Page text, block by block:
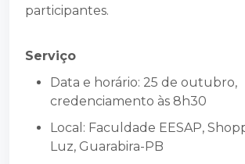
participantes.
Serviço
Data e horário: 25 de outubro,
credenciamento às 8h30
Local: Faculdade EESAP,
Luz, Guarabira-PB